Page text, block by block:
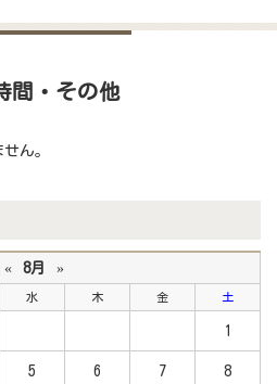
間・その他
ん。
« 8月 »
水 木 金 土
1
5 6 7 8